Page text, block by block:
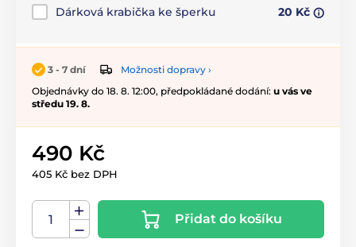
Dárková krabička ke šperku
20 Kč
3 - 7 dní
Možnosti dopravy ›
Objednávky do 18. 8. 12:00, předpokládané dodání: u vás ve
středu 19. 8.
490 Kč
405 Kč bez DPH
Přidat do košíku